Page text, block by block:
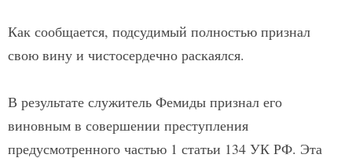
Как сообщается, подсудимый полностью признал
свою вину и чистосердечно раскаялся.
В результате служитель Фемиды признал его
виновным в совершении преступления
предусмотренного частью 1 статьи 134 УК РФ. Эта